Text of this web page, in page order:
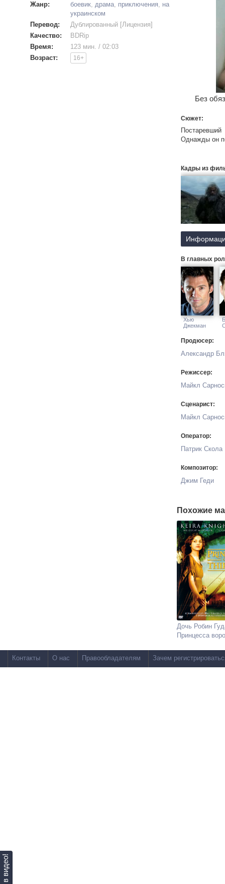
Жанр:
боевик, драма, приключения, на
украинском
Перевод:
Дублированный [Лицензия]
Качество:
BDRip
Время:
123 мин. / 02:03
Возраст:
16+
Без
Сюжет:
Однажды он
Кадры из
В главных
Хью
Джекман
Продюсер:
Александр
Режиссер:
Майкл
Сценарист:
Майкл
Оператор:
Патрик Скола
Композитор:
Джим Геди
Похожие
Дочь Робин
Принцесса
Контакты О нас Правообладателям Зачем